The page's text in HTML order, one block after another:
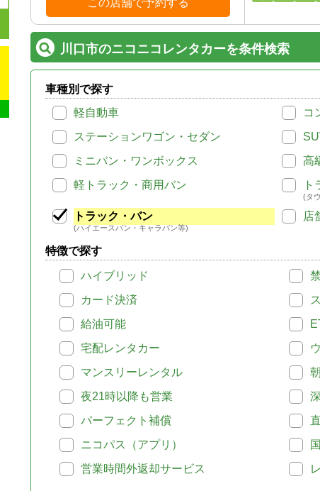
川口市のニコニコレンタカーを条件検索
車種別で探す
軽自動車
コ
ステーションワゴン・セダン
ミニバン・ワンボックス
高
軽トラック・商用バン
ト
(タ
トラック・バン
(ハイエースバン・キャラバン等)
店
特徴で探す
ハイブリッド
カード決済
給油可能
宅配レンタカー
マンスリーレンタル
夜21時以降も営業
パーフェクト補償
ニコパス（アプリ）
営業時間外返却サービス